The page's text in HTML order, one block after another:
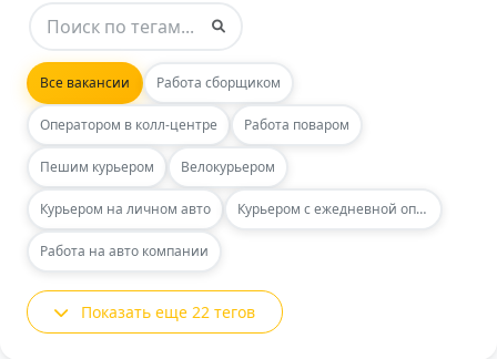
Все вакансии Работа сборщиком
Оператором в колл-центре Работа поваром
Пешим курьером Велокурьером
Курьером на личном авто Курьером с ежедневной оплатой
Работа на авто компании
Показать еще 22 тегов